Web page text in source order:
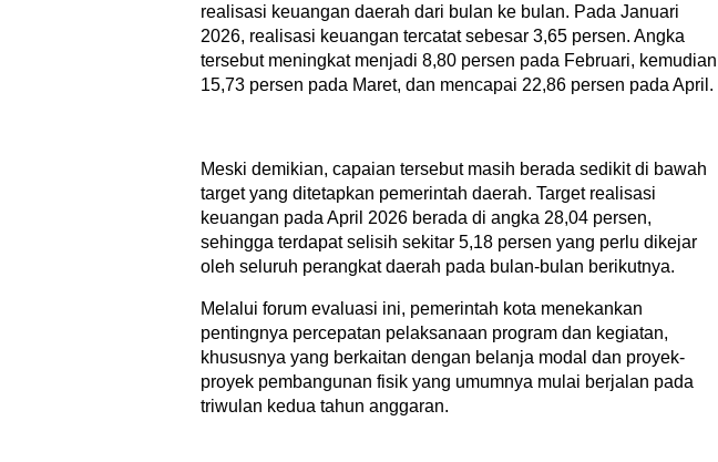
realisasi keuangan daerah dari bulan ke bulan. Pada Januari
2026, realisasi keuangan tercatat sebesar 3,65 persen. Angka
tersebut meningkat menjadi 8,80 persen pada Februari, kemudian
15,73 persen pada Maret, dan mencapai 22,86 persen pada April.
Meski demikian, capaian tersebut masih berada sedikit di bawah
target yang ditetapkan pemerintah daerah. Target realisasi
keuangan pada April 2026 berada di angka 28,04 persen,
sehingga terdapat selisih sekitar 5,18 persen yang perlu dikejar
oleh seluruh perangkat daerah pada bulan-bulan berikutnya.
Melalui forum evaluasi ini, pemerintah kota menekankan
pentingnya percepatan pelaksanaan program dan kegiatan,
khususnya yang berkaitan dengan belanja modal dan proyek-
proyek pembangunan fisik yang umumnya mulai berjalan pada
triwulan kedua tahun anggaran.